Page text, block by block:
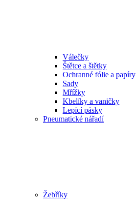
Válečky
Štětce a štětky
Ochranné fólie a papíry
Sady
Mřížky
Kbelíky a vaničky
Lepící pásky
Pneumatické nářadí
Žebříky